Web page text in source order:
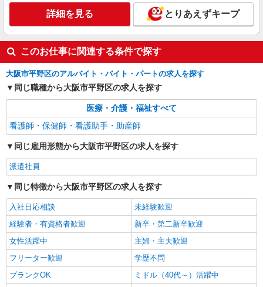
時給1,339円〜1,442円 ※経験・能力・資格等
による 保健師・正看護師 時給1,442円 准看護師
〇無事故無違反表彰金 〇年末年始勤務手当
パナソニック エイジフリーケアセンターひら
の 大阪府大阪市平野区長吉出戸2-5-13 ピュール
出戸1F
キープ 詳細を見る
派遣社員 職業紹介
病院における看護助手（ナースエイド）
大阪府大阪市平野区
キープ
アルバイト パート
アスケア訪問入浴 平野
看護師（訪問入浴）
時給1695円〜1745円 ※経験・能力による
アスケア訪問入浴 平野 大阪府大阪市平野区
長吉長原西2丁目7-5 G号
詳細を見る とりあえずキープ
このお仕事に関連する条件で探す
大阪市平野区のアルバイト・バイト・パートの求人を探す
同じ職種から大阪市平野区の求人を探す
医療・介護・福祉すべて
看護師・保健師・看護助手・助産師
同じ雇用形態から大阪市平野区の求人を探す
派遣社員
同じ特徴から大阪市平野区の求人を探す
入社日応相談
未経験歓迎
経験者・有資格者歓迎
新卒・第二新卒歓迎
女性活躍中
主婦・主夫歓迎
フリーター歓迎
学歴不問
ブランクOK
ミドル（40代～）活躍中